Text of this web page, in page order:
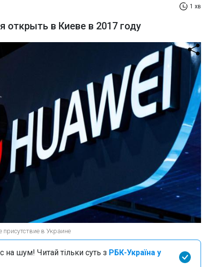
1 хв
открыть в Киеве в 2017 году
в Украине
на шум! Читай тільки суть з РБК-Україна у